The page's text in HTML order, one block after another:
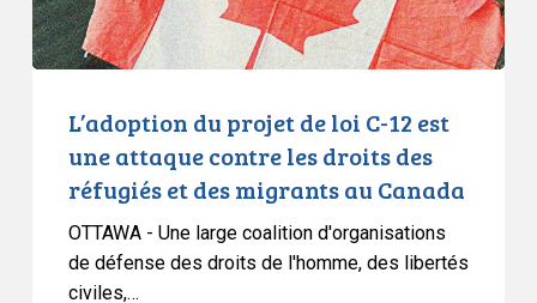
une
attaque
réfugiés
migrants
L’adoption du projet de loi C-12 est
une attaque contre les droits des
réfugiés et des migrants au Canada
OTTAWA - Une large coalition d'organisations
de défense des droits de l'homme, des libertés
civiles,…